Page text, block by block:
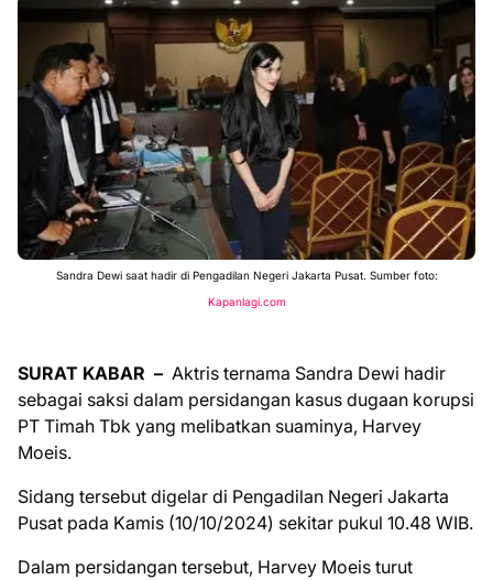
Sandra Dewi saat hadir di Pengadilan Negeri Jakarta Pusat. Sumber foto:
Kapanlagi.com
SURAT KABAR – Aktris ternama Sandra Dewi hadir
sebagai saksi dalam persidangan kasus dugaan korupsi
PT Timah Tbk yang melibatkan suaminya, Harvey
Moeis.
Sidang tersebut digelar di Pengadilan Negeri Jakarta
Pusat pada Kamis (10/10/2024) sekitar pukul 10.48 WIB.
Dalam persidangan tersebut, Harvey Moeis turut